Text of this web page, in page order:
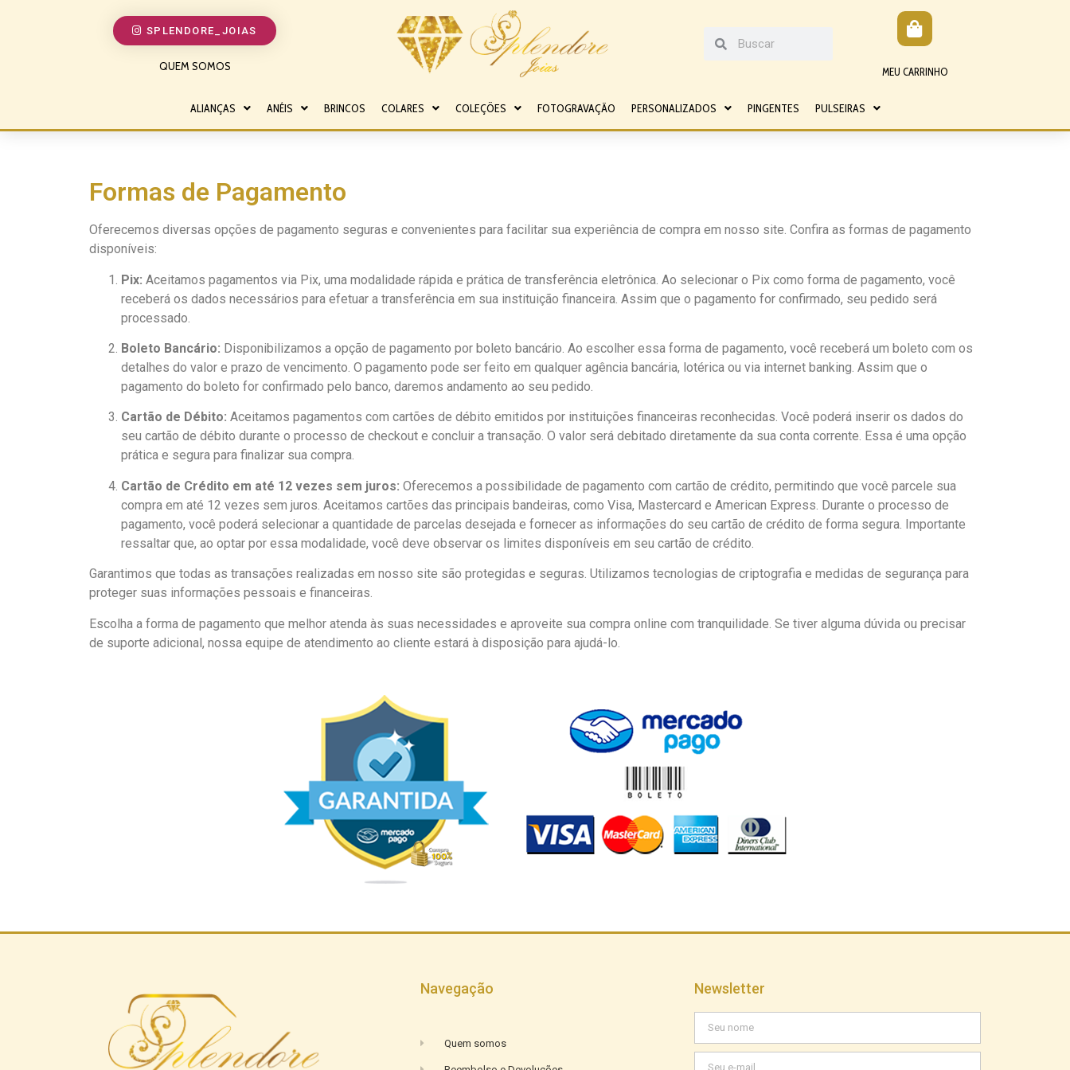
SPLENDORE_JOIAS
QUEM SOMOS MEU CARRINHO
ALIANÇAS ANÉIS BRINCOS COLARES COLEÇÕES FOTOGRAVAÇÃO PERSONALIZADOS PINGENTES PULSEIRAS
Formas de Pagamento
Oferecemos diversas opções de pagamento seguras e convenientes para facilitar sua experiência de compra em nosso site. Confira as formas de pagamento
disponíveis:
Pix: Aceitamos pagamentos via Pix, uma modalidade rápida e prática de transferência eletrônica. Ao selecionar o Pix como forma de pagamento, você
receberá os dados necessários para efetuar a transferência em sua instituição financeira. Assim que o pagamento for confirmado, seu pedido será
processado.
Boleto Bancário: Disponibilizamos a opção de pagamento por boleto bancário. Ao escolher essa forma de pagamento, você receberá um boleto com os
detalhes do valor e prazo de vencimento. O pagamento pode ser feito em qualquer agência bancária, lotérica ou via internet banking. Assim que o
pagamento do boleto for confirmado pelo banco, daremos andamento ao seu pedido.
Cartão de Débito: Aceitamos pagamentos com cartões de débito emitidos por instituições financeiras reconhecidas. Você poderá inserir os dados do
seu cartão de débito durante o processo de checkout e concluir a transação. O valor será debitado diretamente da sua conta corrente. Essa é uma opção
prática e segura para finalizar sua compra.
Cartão de Crédito em até 12 vezes sem juros: Oferecemos a possibilidade de pagamento com cartão de crédito, permitindo que você parcele sua
compra em até 12 vezes sem juros. Aceitamos cartões das principais bandeiras, como Visa, Mastercard e American Express. Durante o processo de
pagamento, você poderá selecionar a quantidade de parcelas desejada e fornecer as informações do seu cartão de crédito de forma segura. Importante
ressaltar que, ao optar por essa modalidade, você deve observar os limites disponíveis em seu cartão de crédito.
Garantimos que todas as transações realizadas em nosso site são protegidas e seguras. Utilizamos tecnologias de criptografia e medidas de segurança para
proteger suas informações pessoais e financeiras.
Escolha a forma de pagamento que melhor atenda às suas necessidades e aproveite sua compra online com tranquilidade. Se tiver alguma dúvida ou precisar
de suporte adicional, nossa equipe de atendimento ao cliente estará à disposição para ajudá-lo.
Navegação
Quem somos
Newsletter